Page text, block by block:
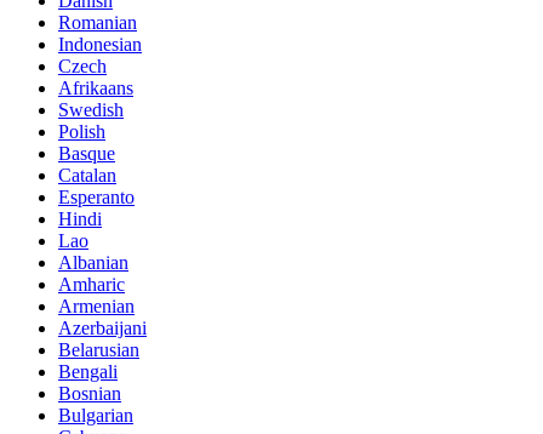
Romanian
Indonesian
Czech
Afrikaans
Swedish
Polish
Basque
Catalan
Esperanto
Hindi
Lao
Albanian
Amharic
Armenian
Azerbaijani
Belarusian
Bengali
Bosnian
Bulgarian